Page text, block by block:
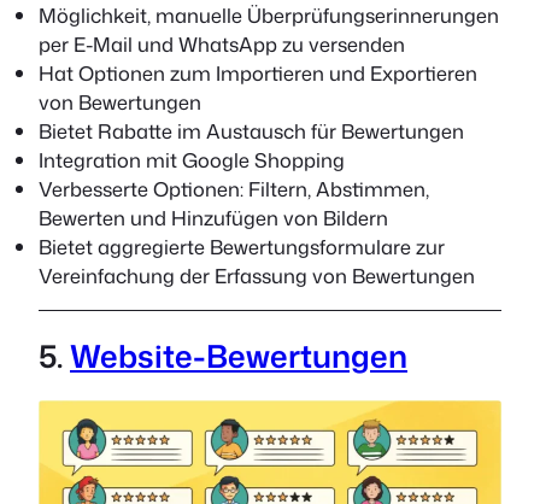
Möglichkeit, manuelle Überprüfungserinnerungen
per E-Mail und WhatsApp zu versenden
Hat Optionen zum Importieren und Exportieren
von Bewertungen
Bietet Rabatte im Austausch für Bewertungen
Integration mit Google Shopping
Verbesserte Optionen: Filtern, Abstimmen,
Bewerten und Hinzufügen von Bildern
Bietet aggregierte Bewertungsformulare zur
Vereinfachung der Erfassung von Bewertungen
5.Website-Bewertungen